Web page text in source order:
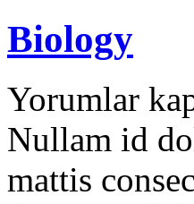
Biology
Yorumlar
Nullam id
mattis